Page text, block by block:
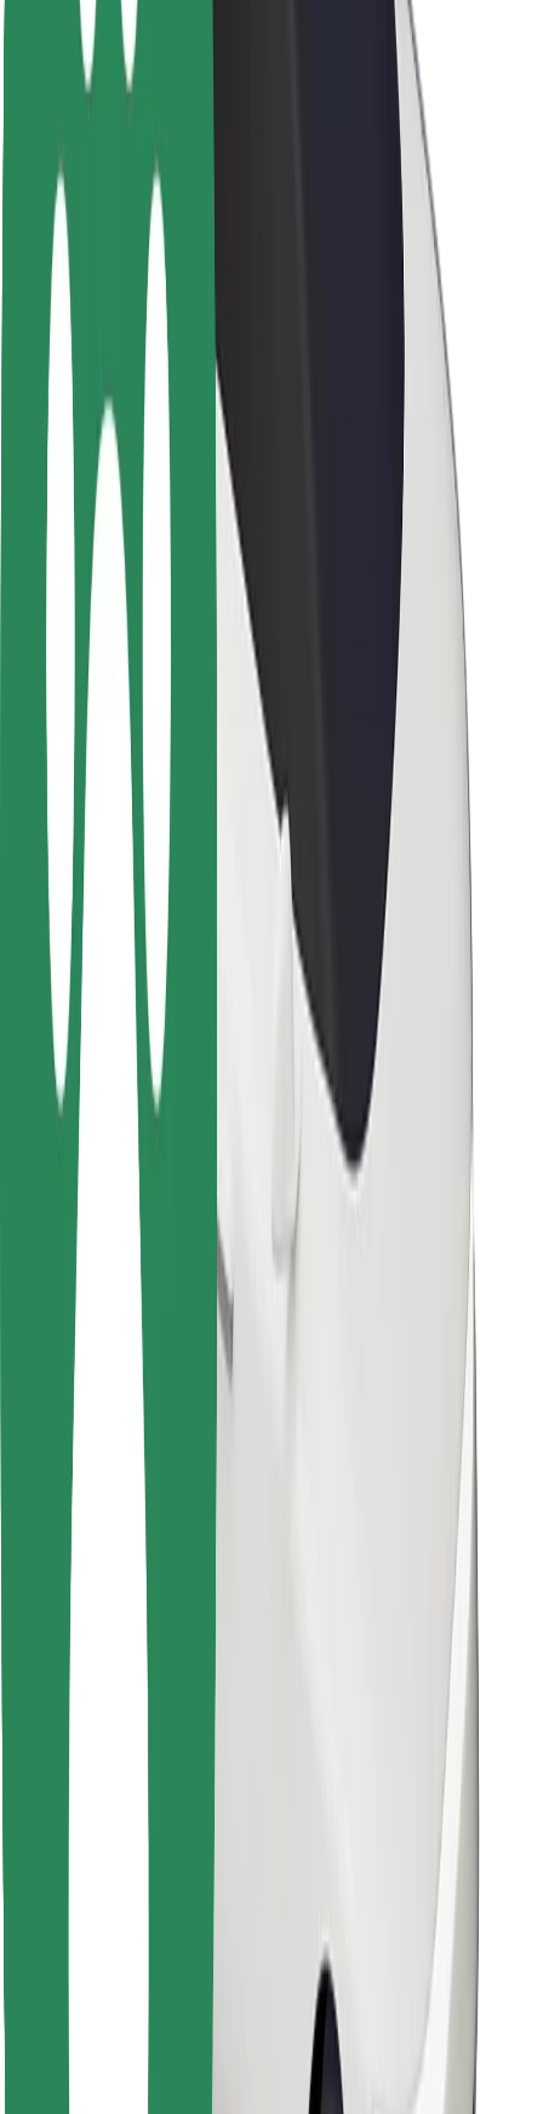
ბრენდი
მედია
ურბანული ფონდი
მგზავრების უსაფრთხოება
მძღოლების უსაფრთხოება
სკუტერის უსაფრთხოება
უსაფრთხოება
ქალაქები
ლოკაციები
ქალაქი უკეთესობისკენ
აეროპორტები
Bolt-ის დასატენი სადგური
მხარდაჭერა
მგზავრებისთვის
მძღოლებისთვის
კურიერებისთვის
Bolt Food
ავტოპარკის მფლობელებისთვის
რესტორნებისთვის
Bolt for Business
სხვა
მომწოდებლები
წესები და პირობები
Cookies
მიიღე მომსახურება რამდენიმე წუთში!
გადმოწერე Bolt
იპოვე შენი საყვარელი კერძები!
გადმოწერე Bolt Food